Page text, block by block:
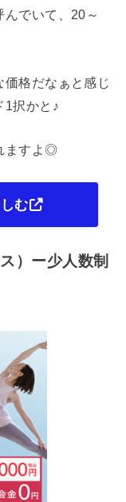
でいて、20～
格だなぁと感じ
1択かと♪
ますよ◎
む
）ー少人数制